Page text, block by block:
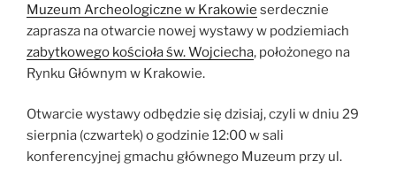
Muzeum Archeologiczne w Krakowie serdecznie
zaprasza na otwarcie nowej wystawy w podziemiach
zabytkowego kościoła św. Wojciecha, położonego na
Rynku Głównym w Krakowie.
Otwarcie wystawy odbędzie się dzisiaj, czyli w dniu 29
sierpnia (czwartek) o godzinie 12:00 w sali
konferencyjnej gmachu głównego Muzeum przy ul.